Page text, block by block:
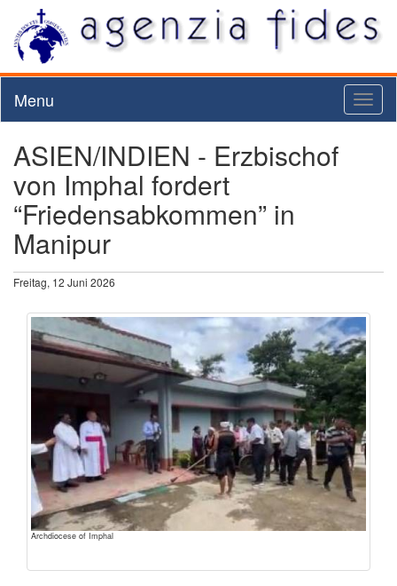
Menu
ASIEN/INDIEN - Erzbischof
von Imphal fordert
“Friedensabkommen” in
Manipur
Freitag, 12 Juni 2026
Archdiocese of Imphal